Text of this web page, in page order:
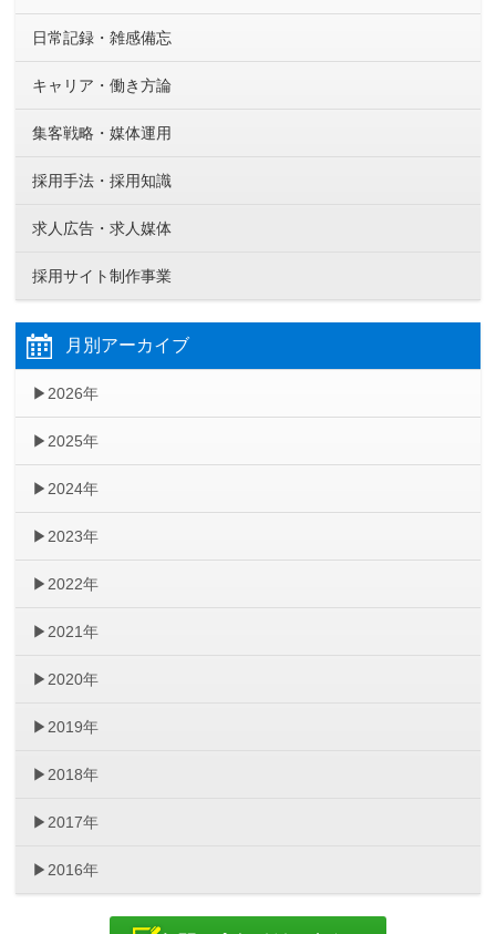
日常記録・雑感備忘
キャリア・働き方論
集客戦略・媒体運用
採用手法・採用知識
求人広告・求人媒体
採用サイト制作事業
月別アーカイブ
2026年
2025年
2024年
2023年
2022年
2021年
2020年
2019年
2018年
2017年
2016年